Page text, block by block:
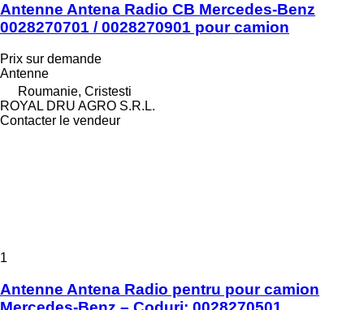
Antenne Antena Radio CB Mercedes-Benz
0028270701 / 0028270901 pour camion
Prix sur demande
Antenne
Roumanie, Cristesti
ROYAL DRU AGRO S.R.L.
Contacter le vendeur
1
Antenne Antena Radio pentru pour camion